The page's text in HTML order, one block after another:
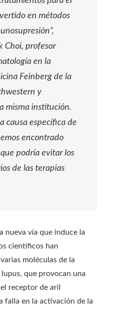
en métodos
Choi, profesor
en la
Feinberg de la
y
misma institución.
causa específica de
encontrado
podría evitar los
de las terapias
nueva vía que induce la
científicos han
moléculas de la
que provocan una
receptor de aril
falla en la activación de la